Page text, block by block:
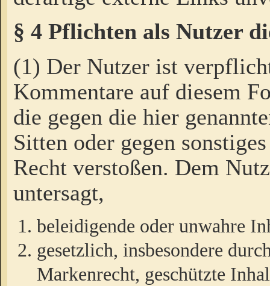
§ 4 Pflichten als Nutzer
(1) Der Nutzer ist
Kommentare auf diesem
die gegen die hier
Sitten oder gegen
Recht verstoßen. Dem
untersagt,
beleidigende oder unwahre
gesetzlich, insbesondere
Markenrecht, geschützte